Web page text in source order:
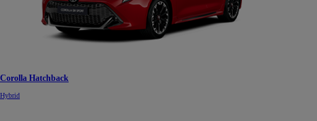
Corolla Hatchback
Hybrid